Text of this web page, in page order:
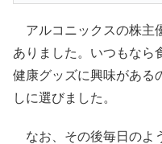
アルコニックスの株主
ありました。いつもなら
健康グッズに興味がある
しに選びました。
なお、その後毎日のよ